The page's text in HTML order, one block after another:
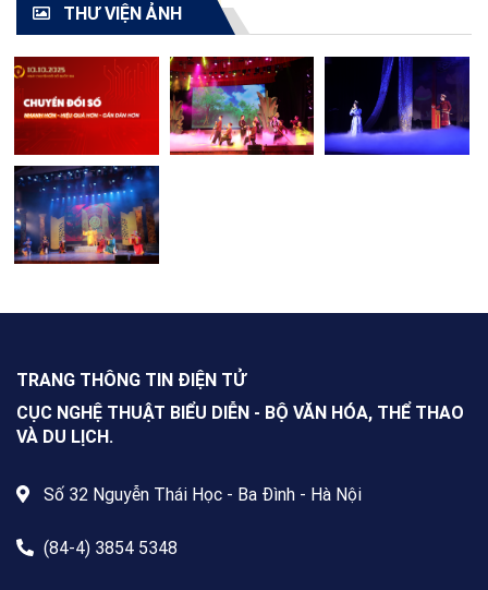
THƯ VIỆN ẢNH
TRANG THÔNG TIN ĐIỆN TỬ
CỤC NGHỆ THUẬT BIỂU DIỄN - BỘ VĂN HÓA, THỂ THAO
VÀ DU LỊCH.
Số 32 Nguyễn Thái Học - Ba Đình - Hà Nội
(84-4) 3854 5348